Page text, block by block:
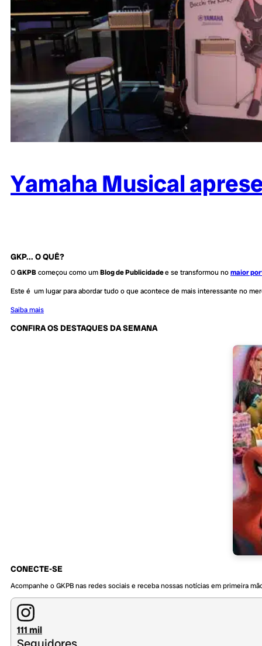
Yamaha Musical
GKP... O QUÊ?
OGKPBcomeçou como umBlog de Publicidadee se transformou nomaior
Este é um lugar para abordar tudo o que acontece de mais interessante no
Saiba mais
CONFIRA OS DESTAQUES DA SEMANA
CONECTE-SE
Acompanhe o GKPB nas redes sociais e receba nossas notícias em primeira
111 mil